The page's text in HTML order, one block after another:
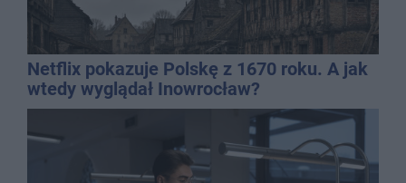
Netflix pokazuje Polskę z 1670 roku. A jak
wtedy wyglądał Inowrocław?